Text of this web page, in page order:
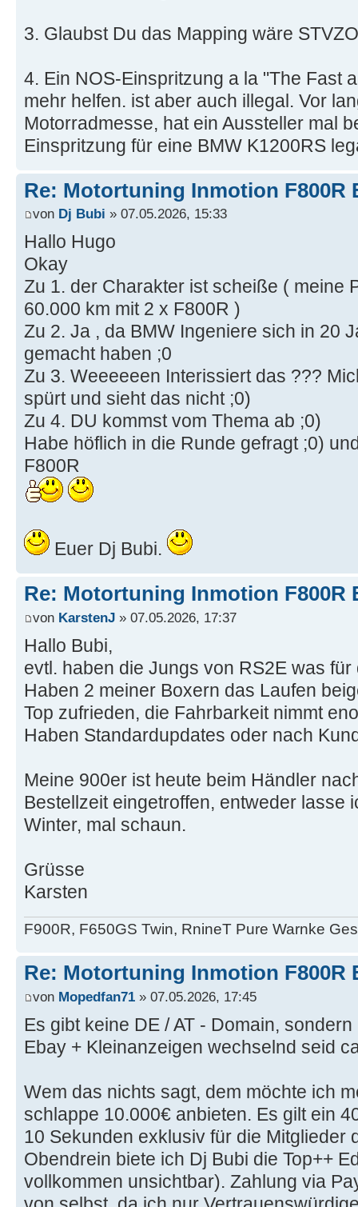
3. Glaubst Du das Mapping wäre
4. Ein NOS-Einspritzung a la "The Fast
mehr helfen. ist aber auch illegal. Vor
Motorradmesse, hat ein Aussteller mal
Einspritzung für eine BMW K1200RS
Re: Motortuning Inmotion F800R
von Dj Bubi » 07.05.2026, 15:33
Hallo Hugo
Okay
Zu 1. der Charakter ist scheiße ( meine
60.000 km mit 2 x F800R )
Zu 2. Ja , da BMW Ingeniere sich in 20
gemacht haben ;0
Zu 3. Weeeeeen Interissiert das ???
spürt und sieht das nicht ;0)
Zu 4. DU kommst vom Thema ab ;0)
Habe höflich in die Runde gefragt ;0)
F800R
Euer Dj Bubi.
Re: Motortuning Inmotion F800R
von KarstenJ » 07.05.2026, 17:37
Hallo Bubi,
evtl. haben die Jungs von RS2E was für
Haben 2 meiner Boxern das Laufen
Top zufrieden, die Fahrbarkeit nimmt
Haben Standardupdates oder nach
Meine 900er ist heute beim Händler
Bestellzeit eingetroffen, entweder lasse
Winter, mal schaun.
Grüsse
Karsten
F900R, F650GS Twin, RnineT Pure Warnke
Re: Motortuning Inmotion F800R
von Mopedfan71 » 07.05.2026, 17:45
Es gibt keine DE / AT - Domain,
Ebay + Kleinanzeigen wechselnd seid
Wem das nichts sagt, dem möchte ich
schlappe 10.000€ anbieten. Es gilt ein
10 Sekunden exklusiv für die Mitglieder
Obendrein biete ich Dj Bubi die Top++
vollkommen unsichtbar). Zahlung via